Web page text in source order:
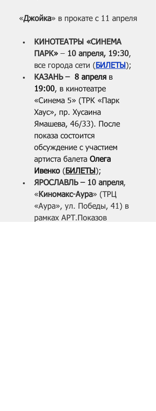
«Джойка» в прокате с 11 апреля
КИНОТЕАТРЫ «СИНЕМА
ПАРК» – 10 апреля, 19:30,
все города сети ( БИЛЕТЫ );
КАЗАНЬ – 8 апреля в
19:00, в кинотеатре
«Синема 5» (ТРК «Парк
Хаус», пр. Хусаина
Ямашева, 46/33). После
показа состоится
обсуждение с участием
артиста балета Олега
Ивенко ( БИЛЕТЫ );
ЯРОСЛАВЛЬ – 10 апреля,
«Киномакс-Аура» (ТРЦ
«Аура», ул. Победы, 41) в
рамках АРТ.Показов